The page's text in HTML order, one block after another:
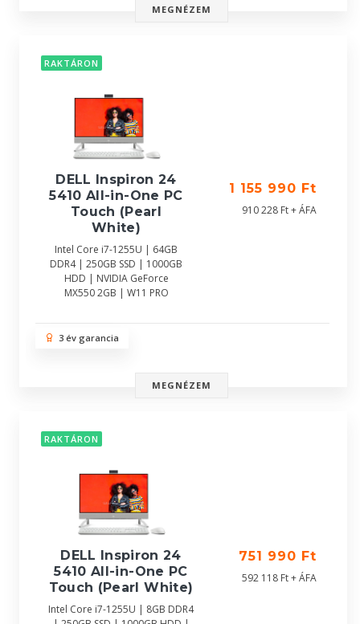
MEGNÉZEM
RAKTÁRON
DELL Inspiron 24
5410 All-in-One PC
Touch (Pearl
White)
Intel Core i7-1255U | 64GB
DDR4 | 250GB SSD | 1000GB
HDD | NVIDIA GeForce
MX550 2GB | W11 PRO
1 155 990 Ft
910 228 Ft + ÁFA
3 év garancia
MEGNÉZEM
RAKTÁRON
DELL Inspiron 24
5410 All-in-One PC
Touch (Pearl White)
Intel Core i7-1255U | 8GB DDR4
751 990 Ft
592 118 Ft + ÁFA